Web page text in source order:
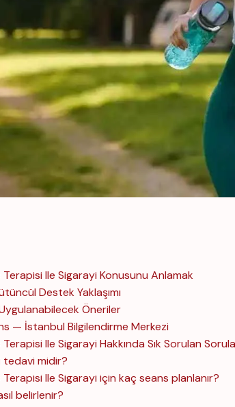
Ile Sigarayi Konusunu Anlamak
Destek Yaklaşımı
Öneriler
— İstanbul Bilgilendirme Merkezi
Ile Sigarayi Hakkında Sık Sorulan
tedavi midir?
Ile Sigarayi için kaç seans planlanır?
belirlenir?